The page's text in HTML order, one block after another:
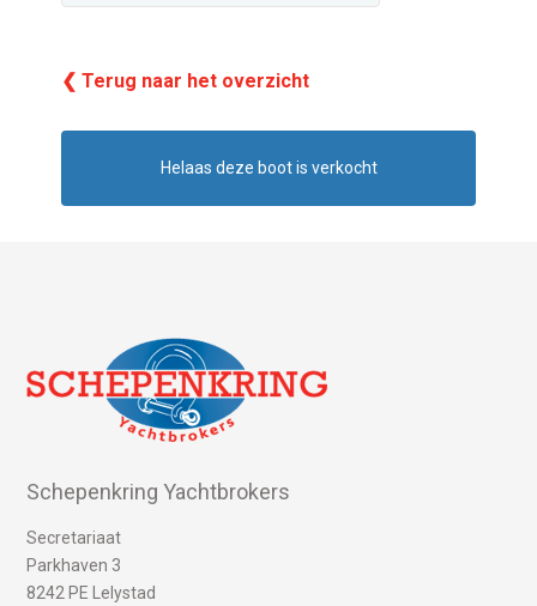
❮ Terug naar het overzicht
Helaas deze boot is verkocht
Schepenkring Yachtbrokers
Secretariaat
Parkhaven 3
8242 PE Lelystad